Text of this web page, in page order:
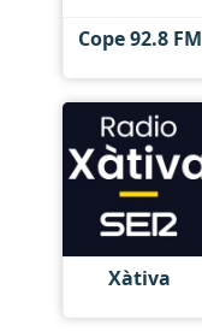
Cope 92.8 FM
Xàtiva